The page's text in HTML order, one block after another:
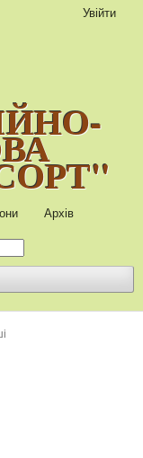
Архів
Увійти